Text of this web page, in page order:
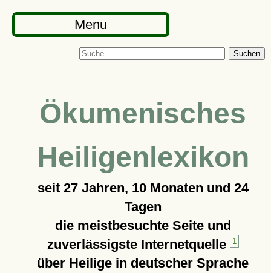
Menu
Suchen
Ökumenisches
Heiligenlexikon
seit 27 Jahren, 10 Monaten und 24
Tagen
die meistbesuchte Seite und
zuverlässigste Internetquelle
1
über Heilige in deutscher Sprache